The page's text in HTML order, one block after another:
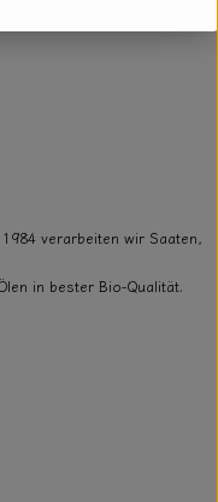
verarbeiten wir Saaten,
in bester Bio-Qualität.